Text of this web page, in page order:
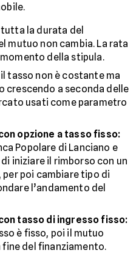
la durata del
mutuo non cambia. La rata
della stipula.
tasso non è costante ma
crescendo a seconda delle
usati come parametro
opzione a tasso fisso:
Popolare di Lanciano e
iniziare il rimborso con un
poi cambiare tipo di
l’andamento del
tasso di ingresso fisso:
è fisso, poi il mutuo
del finanziamento.